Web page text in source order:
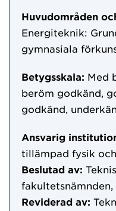
Huvudområden
Energiteknik:
gymnasiala
Betygsskala: Med
beröm godkänd,
godkänd,
Ansvarig
tillämpad fysik
Beslutad av:
fakultetsnämnden,
Reviderad av: